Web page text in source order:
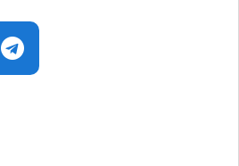
Золотой Орды